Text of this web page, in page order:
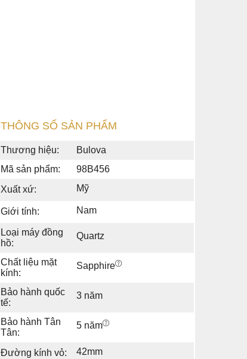
THÔNG SỐ SẢN PHẨM
Thương hiệu:
Bulova
Mã sản phẩm:
98B456
Xuất xứ:
Mỹ
Giới tính: Nam
Loại máy đồng
hồ:
Quartz
Chất liệu mặt
kính:
Sapphire
Bảo hành quốc
tế:
3 năm
Bảo hành Tân
Tân:
5 năm
Đường kính vỏ: 42mm